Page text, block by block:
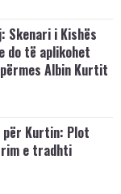
Skenari i Kishës
do të aplikohet
Albin Kurtit
për Kurtin: Plot
e tradhti